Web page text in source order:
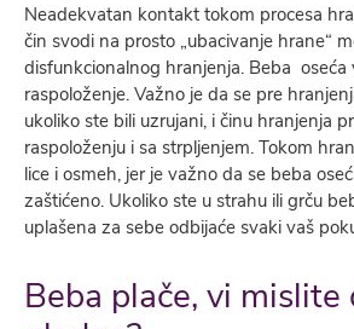
Neadekvatan kontakt tokom procesa
čin svodi na prosto „ubacivanje hrane“
disfunkcionalnog hranjenja. Beba oseća
raspoloženje. Važno je da se pre
ukoliko ste bili uzrujani, i činu hranjenja
raspoloženju i sa strpljenjem. Tokom
lice i osmeh, jer je važno da se beba
zaštićeno. Ukoliko ste u strahu ili grču
uplašena za sebe odbijaće svaki vaš
Beba plače, vi mislite